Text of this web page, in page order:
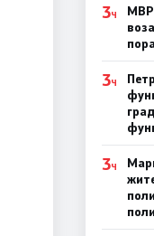
3Ч
3Ч
3Ч